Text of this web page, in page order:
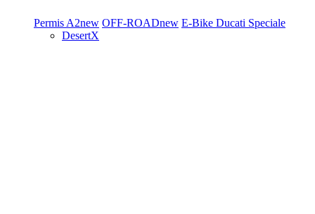
Permis A2new OFF-ROADnew E-Bike Ducati Speciale
DesertX